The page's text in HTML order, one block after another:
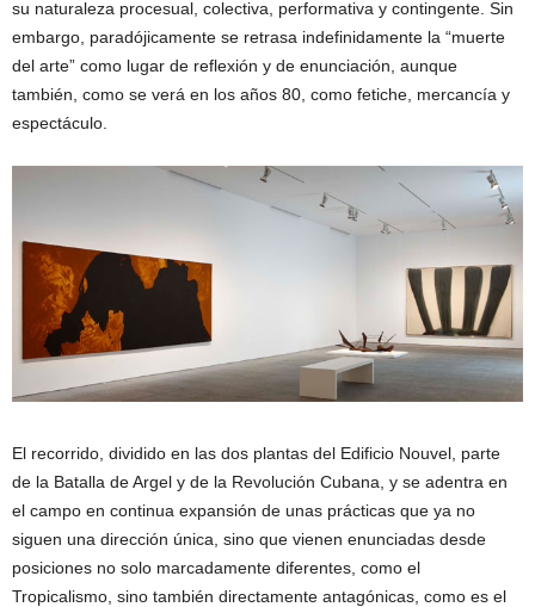
su naturaleza procesual, colectiva, performativa y contingente. Sin
embargo, paradójicamente se retrasa indefinidamente la “muerte
del arte” como lugar de reflexión y de enunciación, aunque
también, como se verá en los años 80, como fetiche, mercancía y
espectáculo.
El recorrido, dividido en las dos plantas del Edificio Nouvel, parte
de la Batalla de Argel y de la Revolución Cubana, y se adentra en
el campo en continua expansión de unas prácticas que ya no
siguen una dirección única, sino que vienen enunciadas desde
posiciones no solo marcadamente diferentes, como el
Tropicalismo, sino también directamente antagónicas, como es el